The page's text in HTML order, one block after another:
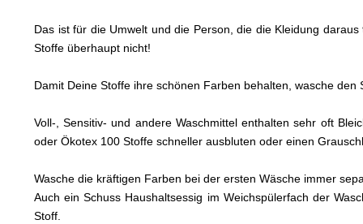
Das ist für die Umwelt und die Person, die die Kleidung
Stoffe überhaupt nicht!
Damit Deine Stoffe ihre schönen Farben behalten, wasche den
Voll-, Sensitiv- und andere Waschmittel enthalten sehr oft
oder Ökotex 100 Stoffe schneller ausbluten oder einen
Wasche die kräftigen Farben bei der ersten Wäsche immer
Auch ein Schuss Haushaltsessig im Weichspülerfach der
Stoff.